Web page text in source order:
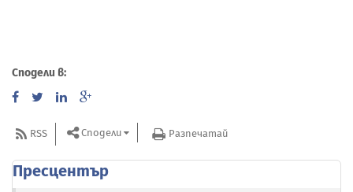
Сподели в:
RSS Сподели Разпечатай
Пресцентър